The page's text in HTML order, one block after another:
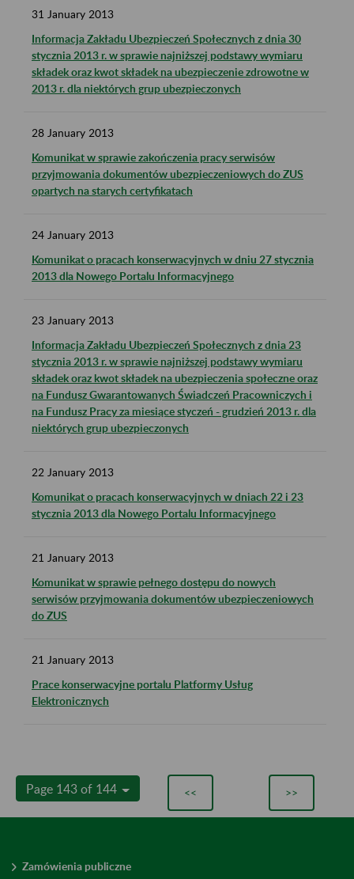
31 January 2013
Informacja Zakładu Ubezpieczeń Społecznych z dnia 30
stycznia 2013 r. w sprawie najniższej podstawy wymiaru
składek oraz kwot składek na ubezpieczenie zdrowotne w
2013 r. dla niektórych grup ubezpieczonych
28 January 2013
Komunikat w sprawie zakończenia pracy serwisów
przyjmowania dokumentów ubezpieczeniowych do ZUS
opartych na starych certyfikatach
24 January 2013
Komunikat o pracach konserwacyjnych w dniu 27 stycznia
2013 dla Nowego Portalu Informacyjnego
23 January 2013
Informacja Zakładu Ubezpieczeń Społecznych z dnia 23
stycznia 2013 r. w sprawie najniższej podstawy wymiaru
składek oraz kwot składek na ubezpieczenia społeczne oraz
na Fundusz Gwarantowanych Świadczeń Pracowniczych i
na Fundusz Pracy za miesiące styczeń - grudzień 2013 r. dla
niektórych grup ubezpieczonych
22 January 2013
Komunikat o pracach konserwacyjnych w dniach 22 i 23
stycznia 2013 dla Nowego Portalu Informacyjnego
21 January 2013
Komunikat w sprawie pełnego dostępu do nowych
serwisów przyjmowania dokumentów ubezpieczeniowych
do ZUS
21 January 2013
Prace konserwacyjne portalu Platformy Usług
Elektronicznych
Page 143 of 144 << >>
Zamówienia publiczne